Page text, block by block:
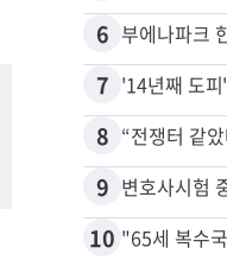
6
7
8
9
10